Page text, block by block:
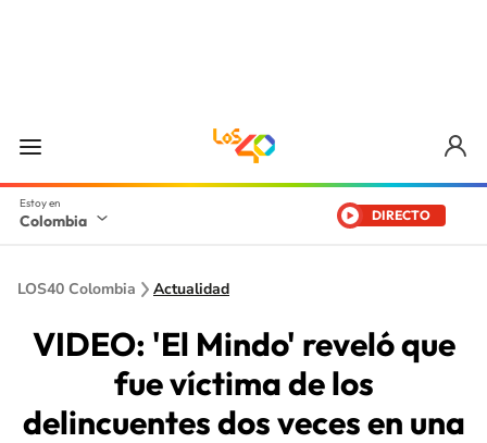
Colombia DIRECTO
LOS40 Colombia Actualidad
VIDEO: 'El Mindo' reveló que
fue víctima de los
delincuentes dos veces en una